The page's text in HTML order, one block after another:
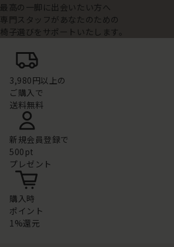
最高の一脚に出会いたい方へ
専門スタッフがあなたのための
椅子選びをサポートいたします。
3,980円以上の
ご購入で
送料無料
新規会員登録で
500pt
プレゼント
購入時
ポイント
1%還元